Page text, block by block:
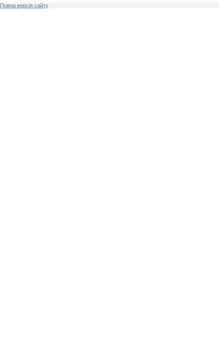
Повна версія сайту